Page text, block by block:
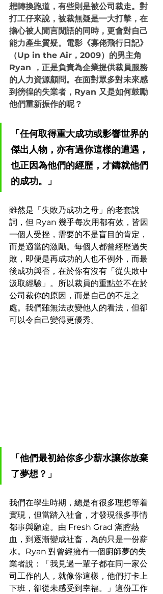
想轉換跑道，有些則是被公司裁走。對
打工仔來說，被裁無疑是一大打擊，在
擔心被人閒言閒語的同時，更會對自己
能力產生質疑。電影《寡佬飛行日記》
（Up in the Air，2009）的男主角
Ryan ，正是負責為企業提供裁員服務
的人力資源顧問。在面對眾多對未來感
到徬徨的失業者，Ryan 又是如何鼓勵
他們重新振作的呢？
「任何取得重大成功或影響世界的
傑出人物，亦有過你這樣的遭遇，
也正因為他們的經歷，才鑄就他們
的成功。」
雖然是「失敗乃成功之母」的老套說
詞，但 Ryan 幾乎每次用都有效，皆因
一個人受挫，需要的不是盲目的肯定，
而是適當的激勵。每個人都曾經歷過失
敗，即便是再成功的人也不例外，而最
後成功與否，在於你有沒有「從失敗中
汲取經驗」。所以裁員的重點並不在於
公司裁你的原因，而是自己的不足之
處。我們雖無法改變他人的看法，但卻
可以令自己變得更優秀。
「他們最初給你多少薪水讓你放棄
了夢想？」
我們在學生時期，總是有很多理想等着
實現，但當踏入社會，才發現很多事情
都事與願違。由 Fresh Grad 滿腔熱
血，到逐漸變成社畜，為的只是一份薪
水。Ryan 對曾經擁有一個廚師夢的失
業者說：「我見過一輩子都在同一家公
司工作的人，就像你這樣，他們打卡上
下班，卻從未感受到幸福。」這份工作